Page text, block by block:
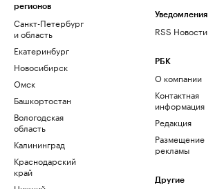
регионов
Санкт-Петербург
и область
Екатеринбург
Новосибирск
Омск
Башкортостан
Вологодская
область
Калининград
Краснодарский
край
Уведомления
RSS Новости
РБК
О компании
Контактная
информация
Редакция
Размещение
рекламы
Другие